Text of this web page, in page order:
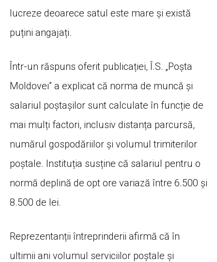
lucreze deoarece satul este mare și există
puțini angajați.
Într-un răspuns oferit publicației, Î.S. „Poșta
Moldovei” a explicat că norma de muncă și
salariul poștașilor sunt calculate în funcție de
mai mulți factori, inclusiv distanța parcursă,
numărul gospodăriilor și volumul trimiterilor
poștale. Instituția susține că salariul pentru o
normă deplină de opt ore variază între 6.500 și
8.500 de lei.
Reprezentanții întreprinderii afirmă că în
ultimii ani volumul serviciilor poștale și